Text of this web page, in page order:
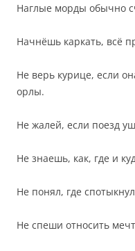
Наглые морды обычно
Начнёшь каркать, всё
Не верь курице, если
орлы.
Не жалей, если поезд
Не знаешь, как, где и
Не понял, где
Не спеши относить